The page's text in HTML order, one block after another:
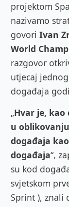
projektom
nazivamo
govori Ivan
World
razgovor
utjecaj
događaja
„Hvar je,
u
događaja
događaja“,
su kod
svjetskom
Sprint ), znali